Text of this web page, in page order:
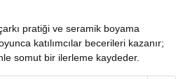
pratiği ve seramik boyama
katılımcılar becerileri kazanır;
somut bir ilerleme kaydeder.